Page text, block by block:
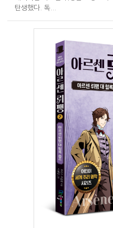
탄생했다. 독...